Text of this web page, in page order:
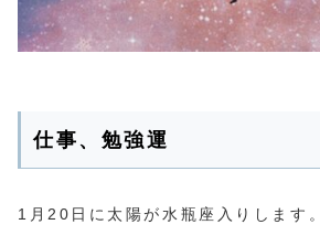
仕事、 勉強運
1月20日に太陽が水瓶座入りします。